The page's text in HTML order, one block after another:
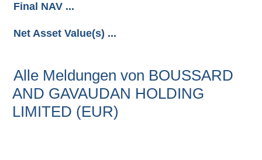
Final NAV ...
Net Asset Value(s) ...
Alle Meldungen von BOUSSARD
AND GAVAUDAN HOLDING
LIMITED (EUR)